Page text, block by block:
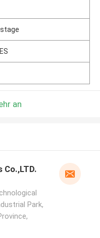
an
Co.,LTD.
Park,